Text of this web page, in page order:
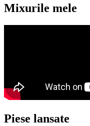
Mixurile mele
Piese lansate